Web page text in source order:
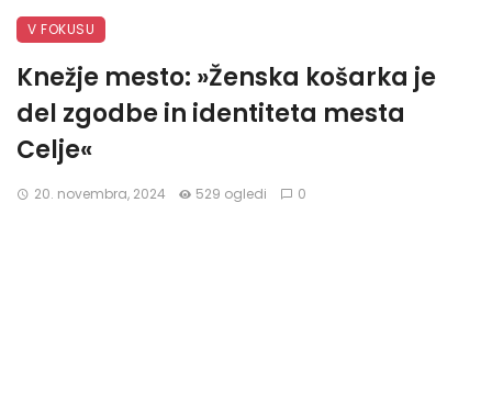
V FOKUSU
Knežje mesto: »Ženska košarka je
del zgodbe in identiteta mesta
Celje«
20. novembra, 2024 529 ogledi 0